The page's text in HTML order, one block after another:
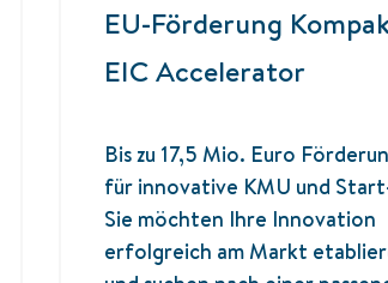
EU-Förderung
EIC Accelerator
Bis zu 17,5 Mio. Euro
für innovative KMU und
Sie möchten Ihre Innovation
erfolgreich am Markt